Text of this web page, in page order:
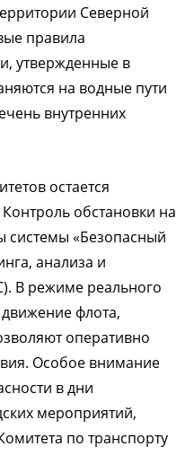
Северной
правила
утвержденные в
на водные пути
внутренних
остается
обстановки на
системы «Безопасный
анализа и
В режиме реального
флота,
оперативно
Особое внимание
в дни
мероприятий,
по транспорту